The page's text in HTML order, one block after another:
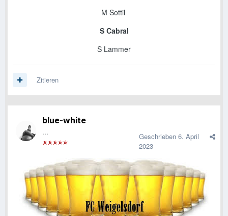
M Sottil
S Cabral
S Lammer
Zitieren
blue-white
... Geschrieben 6. April
2023